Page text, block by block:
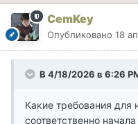
орихалковые, считаю
CemKey
Опубликовано 18
В 4/18/2026 в 6:26
Какие требования для
соответственно